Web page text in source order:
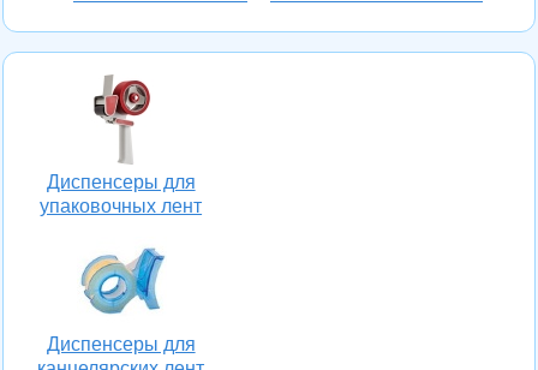
Диспенсеры для
упаковочных лент
Диспенсеры для